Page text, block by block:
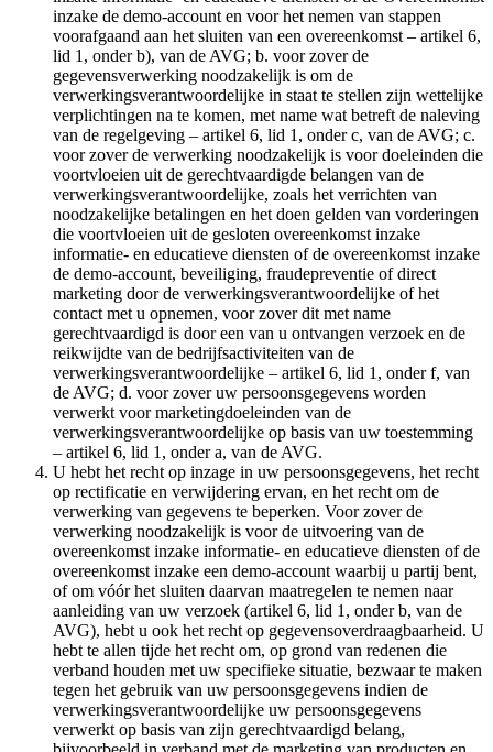
inzake de demo-account en voor het nemen van stappen
voorafgaand aan het sluiten van een overeenkomst – artikel 6,
lid 1, onder b), van de AVG; b. voor zover de
gegevensverwerking noodzakelijk is om de
verwerkingsverantwoordelijke in staat te stellen zijn wettelijke
verplichtingen na te komen, met name wat betreft de naleving
van de regelgeving – artikel 6, lid 1, onder c, van de AVG; c.
voor zover de verwerking noodzakelijk is voor doeleinden die
voortvloeien uit de gerechtvaardigde belangen van de
verwerkingsverantwoordelijke, zoals het verrichten van
noodzakelijke betalingen en het doen gelden van vorderingen
die voortvloeien uit de gesloten overeenkomst inzake
informatie- en educatieve diensten of de overeenkomst inzake
de demo-account, beveiliging, fraudepreventie of direct
marketing door de verwerkingsverantwoordelijke of het
contact met u opnemen, voor zover dit met name
gerechtvaardigd is door een van u ontvangen verzoek en de
reikwijdte van de bedrijfsactiviteiten van de
verwerkingsverantwoordelijke – artikel 6, lid 1, onder f, van
de AVG; d. voor zover uw persoonsgegevens worden
verwerkt voor marketingdoeleinden van de
verwerkingsverantwoordelijke op basis van uw toestemming
– artikel 6, lid 1, onder a, van de AVG.
U hebt het recht op inzage in uw persoonsgegevens, het recht
op rectificatie en verwijdering ervan, en het recht om de
verwerking van gegevens te beperken. Voor zover de
verwerking noodzakelijk is voor de uitvoering van de
overeenkomst inzake informatie- en educatieve diensten of de
overeenkomst inzake een demo-account waarbij u partij bent,
of om vóór het sluiten daarvan maatregelen te nemen naar
aanleiding van uw verzoek (artikel 6, lid 1, onder b, van de
AVG), hebt u ook het recht op gegevensoverdraagbaarheid. U
hebt te allen tijde het recht om, op grond van redenen die
verband houden met uw specifieke situatie, bezwaar te maken
tegen het gebruik van uw persoonsgegevens indien de
verwerkingsverantwoordelijke uw persoonsgegevens
verwerkt op basis van zijn gerechtvaardigd belang,